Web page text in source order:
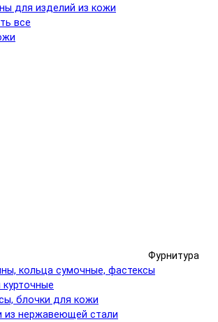
для изделий из кожи
все
Фурнитура
кольца сумочные, фастексы
курточные
блочки для кожи
из нержавеющей стали